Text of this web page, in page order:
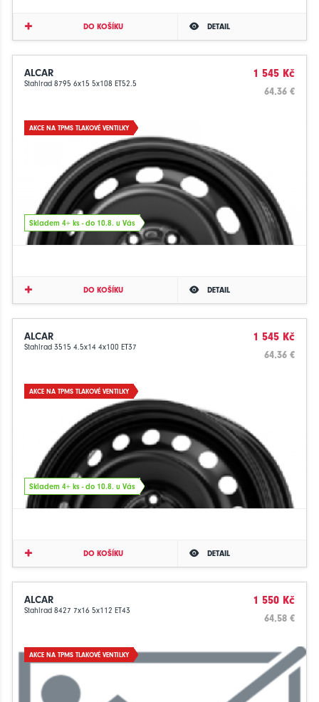
DO KOŠÍKU DETAIL
ALCAR
Stahlrad 8795 6x15 5x108 ET52.5
1 545 Kč
64.36 €
AKCE NA TPMS TLAKOVÉ VENTILKY
Skladem 4+ ks - do 10.8. u Vás
DO KOŠÍKU DETAIL
ALCAR
Stahlrad 3515 4.5x14 4x100 ET37
1 545 Kč
64.36 €
AKCE NA TPMS TLAKOVÉ VENTILKY
Skladem 4+ ks - do 10.8. u Vás
DO KOŠÍKU DETAIL
ALCAR
Stahlrad 8427 7x16 5x112 ET43
1 550 Kč
64.58 €
AKCE NA TPMS TLAKOVÉ VENTILKY